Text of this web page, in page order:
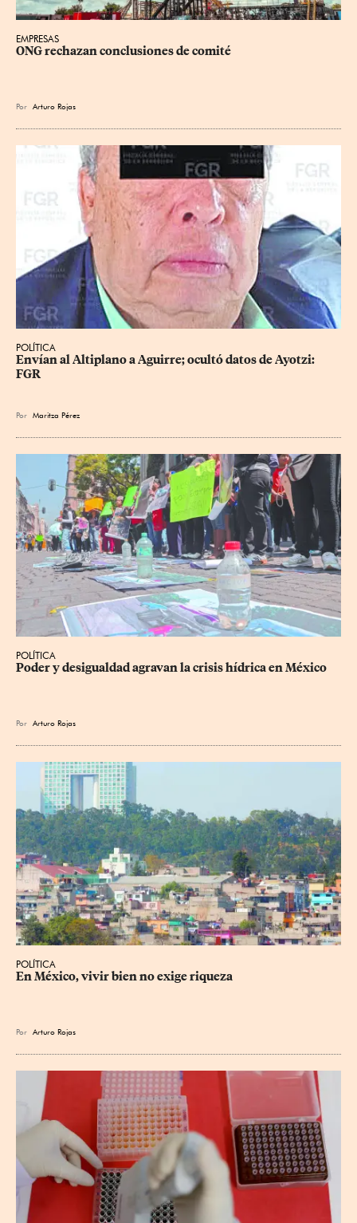
EMPRESAS
ONG rechazan conclusiones de comité
Por Arturo Rojas
POLÍTICA
Envían al Altiplano a Aguirre; ocultó datos de Ayotzi:
FGR
Por Maritza Pérez
POLÍTICA
Poder y desigualdad agravan la crisis hídrica en México
Por Arturo Rojas
POLÍTICA
En México, vivir bien no exige riqueza
Por Arturo Rojas